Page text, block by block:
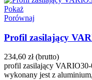
Pokaż
Porównaj
Profil zasilający
234,60 zł (brutto)
profil zasilający VARIO30-
wykonany jest z